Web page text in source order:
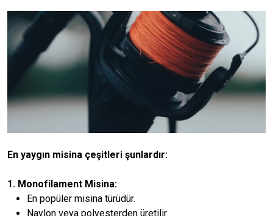
En yaygın misina çeşitleri şunlardır:
1. Monofilament Misina:
En popüler misina türüdür.
Naylon veya polyesterden üretilir.